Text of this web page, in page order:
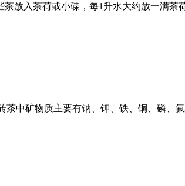
放入茶荷或小碟，每1升水大约放一满茶
中矿物质主要有钠、钾、铁、铜、磷、